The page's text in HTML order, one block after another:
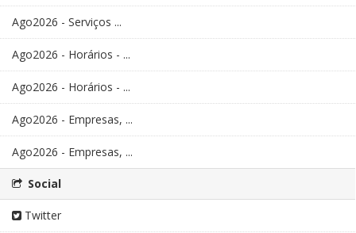
Ago2026 - Serviços ...
Ago2026 - Horários - ...
Ago2026 - Horários - ...
Ago2026 - Empresas, ...
Ago2026 - Empresas, ...
Social
Twitter